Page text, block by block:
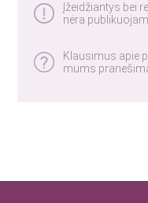
Įžeidžiantys bei
nėra
Klausimus apie
mums